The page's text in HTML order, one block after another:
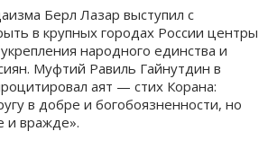
Берл Лазар выступил с
в крупных городах России центры
народного единства и
Муфтий Равиль Гайнутдин в
аят — стих Корана:
в добре и богобоязненности, но
и вражде».